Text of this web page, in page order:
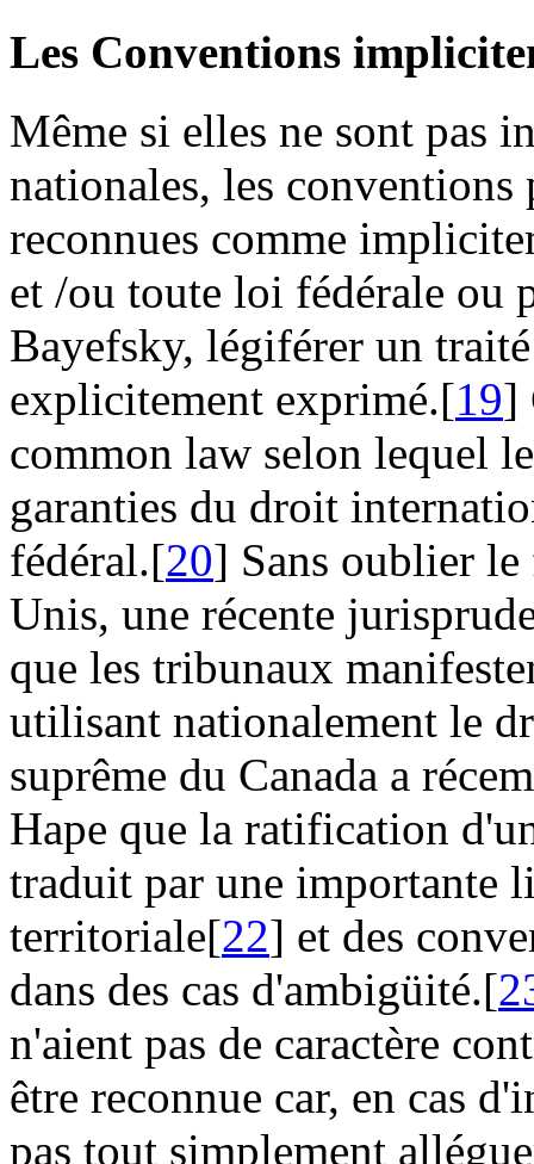
Les Conventions
Même si elles ne sont pas
nationales, les
reconnues comme
et /ou toute loi fédérale ou
Bayefsky, légiférer un
explicitement exprimé.[19]
common law selon lequel
garanties du droit
fédéral.[20] Sans oublier
Unis, une récente
que les tribunaux
utilisant nationalement le
suprême du Canada a
Hape que la ratification
traduit par une importante
territoriale[22] et des
dans des cas d'ambigüité.[
n'aient pas de caractère
être reconnue car, en cas
pas tout simplement